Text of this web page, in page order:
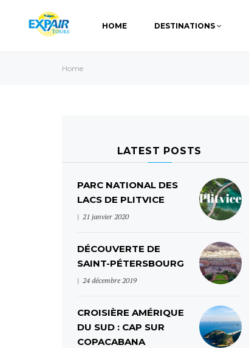
HOME DESTINATIONS
Home
LATEST POSTS
PARC NATIONAL DES
LACS DE PLITVICE
21 janvier 2020
DÉCOUVERTE DE
SAINT-PÉTERSBOURG
24 décembre 2019
CROISIÈRE AMÉRIQUE
DU SUD : CAP SUR
COPACABANA